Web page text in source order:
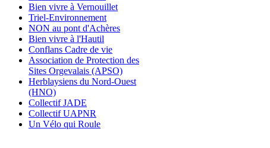
Bien vivre à Vernouillet
Triel-Environnement
NON au pont d'Achères
Bien vivre à l'Hautil
Conflans Cadre de vie
Association de Protection des
Sites Orgevalais (APSO)
Herblaysiens du Nord-Ouest
(HNO)
Collectif JADE
Collectif UAPNR
Un Vélo qui Roule